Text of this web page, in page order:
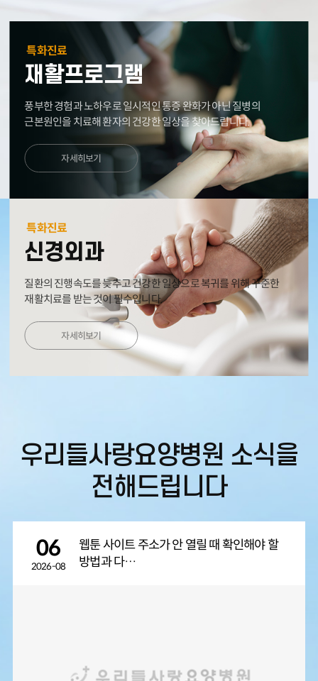
특화진료
재활프로그램
풍부한 경험과 노하우로 일시적인 통증 완화가 아닌질병의
근본원인을 치료해 환자의 건강한 일상을 찾아드립니다.
자세히보기
특화진료
신경외과
질환의 진행속도를 늦추고 건강한 일상으로 복귀를 위해꾸준한
재활치료를 받는 것이 필수입니다.
자세히보기
우리들사랑요양병원 소식을
전해드립니다
06
2026-08
웹툰 사이트 주소가 안 열릴 때 확인해야 할
방법과 다…